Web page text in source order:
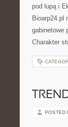
pod lupą i
Bioarp24.pl
gabinetowe
Charakter
POSTED